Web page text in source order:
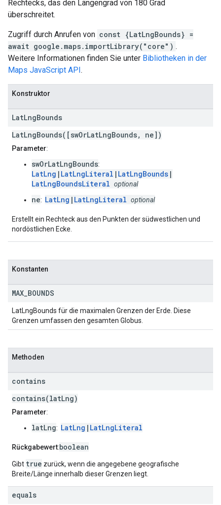
Rechtecks, das den Längengrad von 180 Grad
überschreitet.
Zugriff durch Anrufen von const {LatLngBounds} =
await google.maps.importLibrary("core") .
Weitere Informationen finden Sie unter Bibliotheken in der
Maps JavaScript API.
Konstruktor
LatLngBounds
LatLngBounds([swOrLatLngBounds, ne])
Parameter:
swOrLatLngBounds:
LatLng | LatLngLiteral | LatLngBounds |
LatLngBoundsLiteral optional
ne: LatLng | LatLngLiteral optional
Erstellt ein Rechteck aus den Punkten der südwestlichen und
nordöstlichen Ecke.
Konstanten
MAX BOUNDS
LatLngBounds für die maximalen Grenzen der Erde. Diese
Grenzen umfassen den gesamten Globus.
Methoden
contains
contains(latLng)
Parameter:
latLng: LatLng | LatLngLiteral
Rückgabewert:boolean
Gibt true zurück, wenn die angegebene geografische
Breite/Länge innerhalb dieser Grenzen liegt.
equals